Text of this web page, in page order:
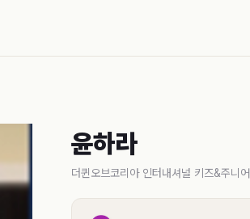
윤하라
더퀸오브코리아 인터내셔널 키즈&주니어